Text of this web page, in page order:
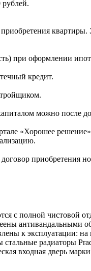
рублей.
при оформлении
кредит.
можно после
«Хорошее
приобретения
с полной чистовой
к эксплуатации: на
радиаторы
входная дверь